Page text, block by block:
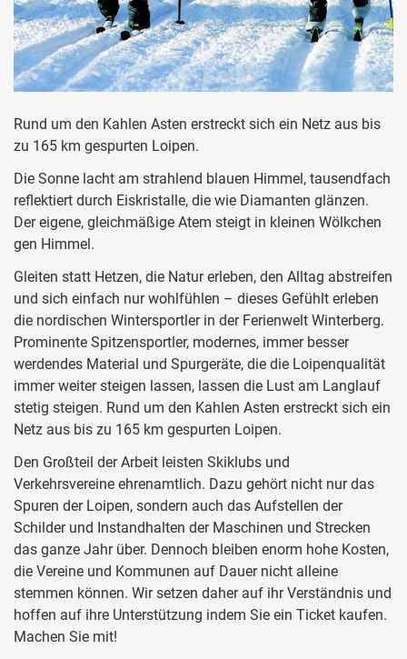
Rund um den Kahlen Asten erstreckt sich ein Netz aus bis
zu 165 km gespurten Loipen.
Die Sonne lacht am strahlend blauen Himmel, tausendfach
reflektiert durch Eiskristalle, die wie Diamanten glänzen.
Der eigene, gleichmäßige Atem steigt in kleinen Wölkchen
gen Himmel.
Gleiten statt Hetzen, die Natur erleben, den Alltag abstreifen
und sich einfach nur wohlfühlen – dieses Gefühlt erleben
die nordischen Wintersportler in der Ferienwelt Winterberg.
Prominente Spitzensportler, modernes, immer besser
werdendes Material und Spurgeräte, die die Loipenqualität
immer weiter steigen lassen, lassen die Lust am Langlauf
stetig steigen. Rund um den Kahlen Asten erstreckt sich ein
Netz aus bis zu 165 km gespurten Loipen.
Den Großteil der Arbeit leisten Skiklubs und
Verkehrsvereine ehrenamtlich. Dazu gehört nicht nur das
Spuren der Loipen, sondern auch das Aufstellen der
Schilder und Instandhalten der Maschinen und Strecken
das ganze Jahr über. Dennoch bleiben enorm hohe Kosten,
die Vereine und Kommunen auf Dauer nicht alleine
stemmen können. Wir setzen daher auf ihr Verständnis und
hoffen auf ihre Unterstützung indem Sie ein Ticket kaufen.
Machen Sie mit!